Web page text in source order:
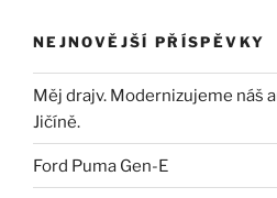
NEJNOVĚJŠÍ PŘÍSPĚVKY
Měj drajv. Modernizujeme náš
Jičíně.
Ford Puma Gen-E